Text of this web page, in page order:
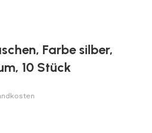
Farbe silber,
10 Stück